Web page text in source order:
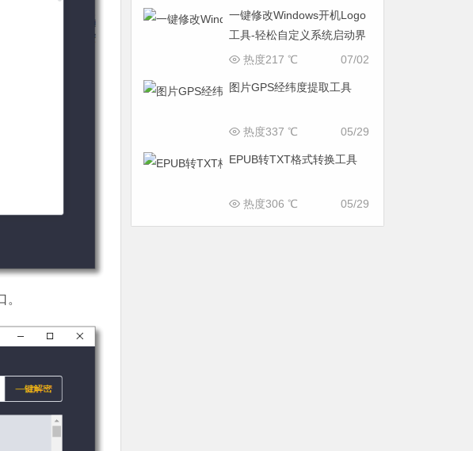
一键修改Windows开机Logo
工具-轻松自定义系统启动界
面
07/02
热度217 ℃
图片GPS经纬度提取工具
05/29
热度337 ℃
EPUB转TXT格式转换工具
05/29
热度306 ℃